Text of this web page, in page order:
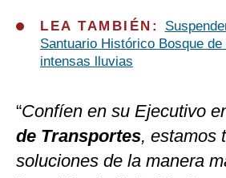
LEA TAMBIÉN:
Santuario Histórico Bosque
intensas lluvias
“Confíen en su Ejecutivo
de Transportes, estamos
soluciones de la manera